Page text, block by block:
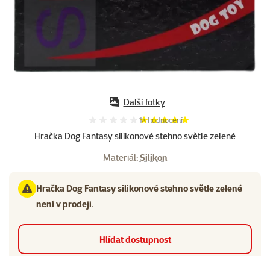
Hračka Dog Fantasy silikonové stehno světle zelené
Hodnocení 100%, počet hodnocení:
1×hodnocení
Materiál:Silikon
Hračka Dog Fantasy silikonové stehno světle zelené
není v prodeji.
Hlídat dostupnost
Další fotky